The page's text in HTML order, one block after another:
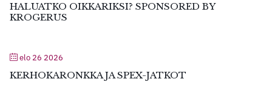
HALUATKO OIKKARIKSI? SPONSORED BY
KROGERUS
elo 26 2026
KERHOKARONKKA JA SPEX-JATKOT